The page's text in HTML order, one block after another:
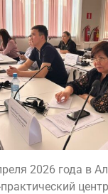
2026 года в